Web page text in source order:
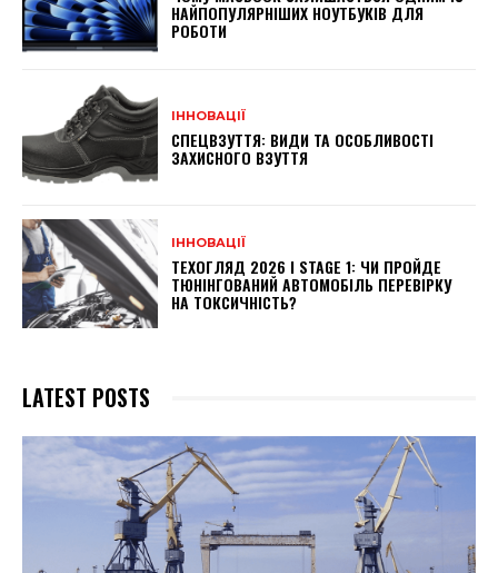
НАЙПОПУЛЯРНІШИХ НОУТБУКІВ ДЛЯ
РОБОТИ
ІННОВАЦІЇ
СПЕЦВЗУТТЯ: ВИДИ ТА ОСОБЛИВОСТІ
ЗАХИСНОГО ВЗУТТЯ
ІННОВАЦІЇ
ТЕХОГЛЯД 2026 І STAGE 1: ЧИ ПРОЙДЕ
ТЮНІНГОВАНИЙ АВТОМОБІЛЬ ПЕРЕВІРКУ
НА ТОКСИЧНІСТЬ?
LATEST POSTS